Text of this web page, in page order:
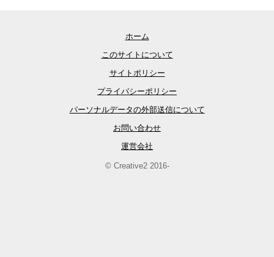
ホーム
このサイトについて
サイトポリシー
プライバシーポリシー
パーソナルデータの外部送信について
お問い合わせ
運営会社
© Creative2 2016-